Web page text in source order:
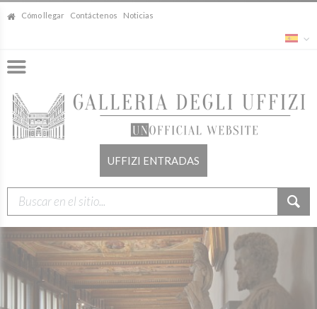
Cómo llegar Contáctenos Noticias
UFFIZI ENTRADAS